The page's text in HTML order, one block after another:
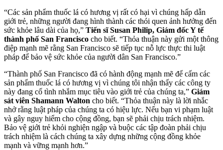
“Các sản phẩm thuốc lá có hương vị rất có hại vì chúng hấp dẫn
giới trẻ, những người đang hình thành các thói quen ảnh hưởng đến
sức khỏe lâu dài của họ,” Tiến sĩ Susan Philip, Giám đốc Y tế
thành phố San Francisco cho biết. “Thỏa thuận này gửi một thông
điệp mạnh mẽ rằng San Francisco sẽ tiếp tục nỗ lực thực thi luật
pháp để bảo vệ sức khỏe của người dân San Francisco.”
“Thành phố San Francisco đã có hành động mạnh mẽ để cấm các
sản phẩm thuốc lá có hương vị vì chúng tôi nhận thấy các công ty
này đang cố tình nhắm mục tiêu vào giới trẻ của chúng ta,” Giám
sát viên Shamann Walton cho biết. “Thỏa thuận này là lời nhắc
nhở rằng luật pháp của chúng ta có hiệu lực. Nếu bạn vi phạm luật
và gây nguy hiểm cho cộng đồng, bạn sẽ phải chịu trách nhiệm.
Bảo vệ giới trẻ khỏi nghiện ngập và buộc các tập đoàn phải chịu
trách nhiệm là cách chúng ta xây dựng những cộng đồng khỏe
mạnh và vững mạnh hơn.”